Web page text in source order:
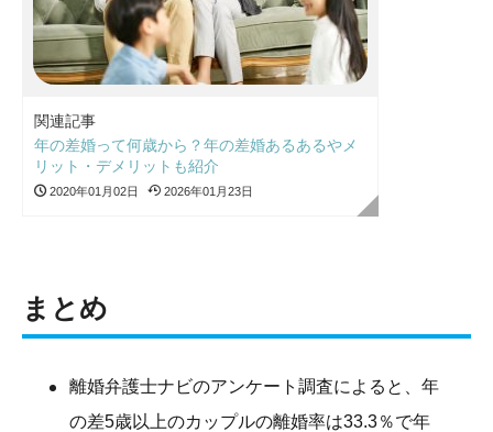
関連記事
年の差婚って何歳から？年の差婚あるあるやメ
リット・デメリットも紹介
2020年01月02日 2026年01月23日
まとめ
離婚弁護士ナビのアンケート調査によると、年
の差5歳以上のカップルの離婚率は33.3％で年